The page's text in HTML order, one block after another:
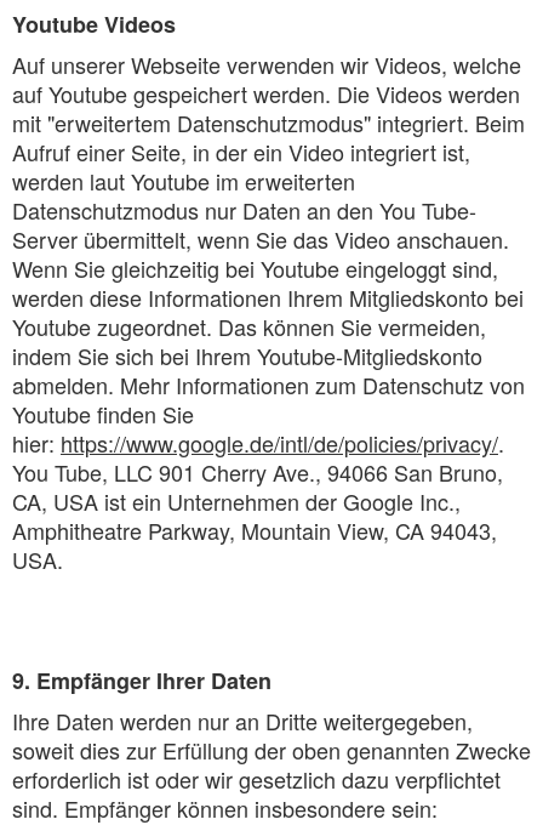
Youtube Videos
Auf unserer Webseite verwenden wir Videos, welche
auf Youtube gespeichert werden. Die Videos werden
mit "erweitertem Datenschutzmodus" integriert. Beim
Aufruf einer Seite, in der ein Video integriert ist,
werden laut Youtube im erweiterten
Datenschutzmodus nur Daten an den You Tube-
Server übermittelt, wenn Sie das Video anschauen.
Wenn Sie gleichzeitig bei Youtube eingeloggt sind,
werden diese Informationen Ihrem Mitgliedskonto bei
Youtube zugeordnet. Das können Sie vermeiden,
indem Sie sich bei Ihrem Youtube-Mitgliedskonto
abmelden. Mehr Informationen zum Datenschutz von
Youtube finden Sie
hier: https://www.google.de/intl/de/policies/privacy/.
You Tube, LLC 901 Cherry Ave., 94066 San Bruno,
CA, USA ist ein Unternehmen der Google Inc.,
Amphitheatre Parkway, Mountain View, CA 94043,
USA.
9. Empfänger Ihrer Daten
Ihre Daten werden nur an Dritte weitergegeben,
soweit dies zur Erfüllung der oben genannten Zwecke
erforderlich ist oder wir gesetzlich dazu verpflichtet
sind. Empfänger können insbesondere sein: